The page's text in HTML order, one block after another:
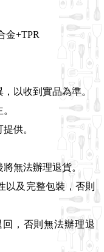
金+TPR
以收到實品為準。
供。
無法辦理退貨。
以及完整包裝，否則
，否則無法辦理退